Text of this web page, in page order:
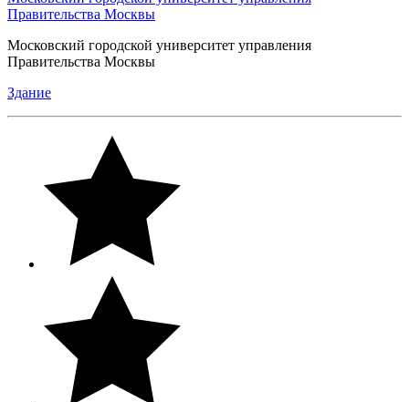
Правительства Москвы
Московский городской университет управления
Правительства Москвы
Здание